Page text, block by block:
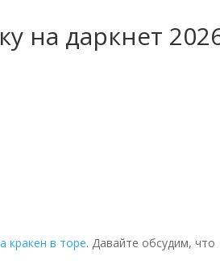
на даркнет
кракен в торе. Давайте обсудим, что